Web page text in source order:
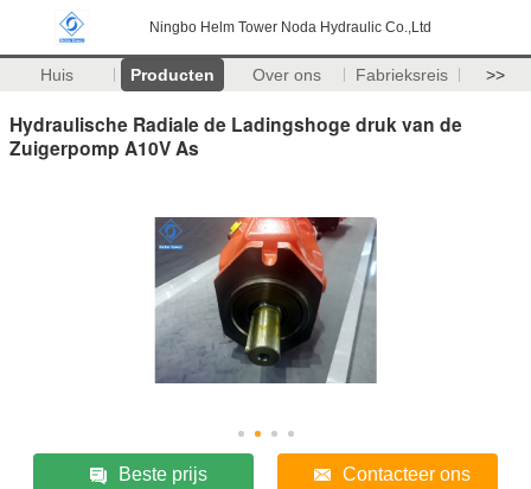
Ningbo Helm Tower Noda Hydraulic Co.,Ltd
Huis Producten Over ons Fabrieksreis >>
Hydraulische Radiale de Ladingshoge druk van de
Zuigerpomp A10V As
Beste prijs Contacteer ons